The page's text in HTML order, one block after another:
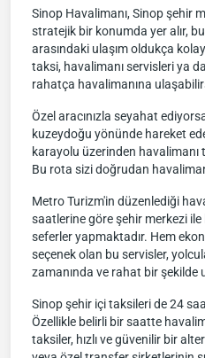
Sinop Havalimanı, Sinop şehir
stratejik bir konumda yer alır,
arasındaki ulaşım oldukça
taksi, havalimanı servisleri ya
rahatça havalimanına
Özel aracınızla seyahat
kuzeydoğu yönünde hareket
karayolu üzerinden havalimanı
Bu rota sizi doğrudan
Metro Turizm'in düzenlediği
saatlerine göre şehir merkezi
seferler yapmaktadır. Hem
seçenek olan bu servisler,
zamanında ve rahat bir şekilde
Sinop şehir içi taksileri de 24
Özellikle belirli bir saatte
taksiler, hızlı ve güvenilir bir